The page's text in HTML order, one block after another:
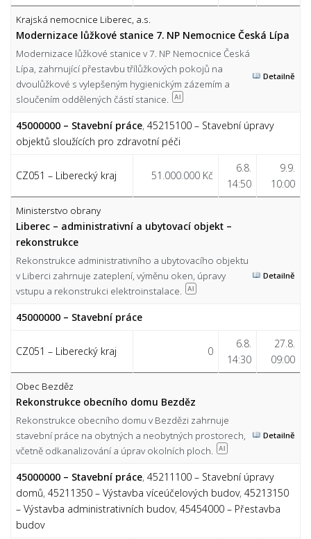
Krajská nemocnice Liberec, a.s.
Modernizace lůžkové stanice 7. NP Nemocnice Česká Lípa
Modernizace lůžkové stanice v 7. NP Nemocnice Česká
Lípa, zahrnující přestavbu třílůžkových pokojů na
dvoulůžkové s vylepšeným hygienickým zázemím a
sloučením oddělených částí stanice.
AI
Detailně
45000000 – Stavební práce, 45215100 – Stavební úpravy
objektů sloužících pro zdravotní péči
CZ051 – Liberecký kraj 51.000.000 Kč
6.8.
14:50
9.9.
10:00
Ministerstvo obrany
Liberec – administrativní a ubytovací objekt –
rekonstrukce
Rekonstrukce administrativního a ubytovacího objektu
v Liberci zahrnuje zateplení, výměnu oken, úpravy
vstupu a rekonstrukci elektroinstalace.
AI
Detailně
45000000 – Stavební práce
CZ051 – Liberecký kraj 0
6.8.
14:30
27.8.
09:00
Obec Bezděz
Rekonstrukce obecního domu Bezděz
Rekonstrukce obecního domu v Bezdězi zahrnuje
stavební práce na obytných a neobytných prostorech,
včetně odkanalizování a úprav okolních ploch.
AI
Detailně
45000000 – Stavební práce, 45211100 – Stavební úpravy
domů, 45211350 – Výstavba víceúčelových budov, 45213150
– Výstavba administrativních budov, 45454000 – Přestavba
budov